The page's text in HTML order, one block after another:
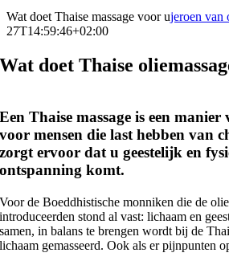
Wat doet Thaise massage voor ujeroen van
27T14:59:46+02:00
Wat doet Thaise
Een Thaise massage is een
voor mensen die last hebben van
zorgt ervoor dat u geestelijk en
ontspanning komt.
Voor de Boeddhistische monniken die de
introduceerden stond al vast: lichaam en
samen, in balans te brengen wordt bij de
lichaam gemasseerd. Ook als er pijnpunten